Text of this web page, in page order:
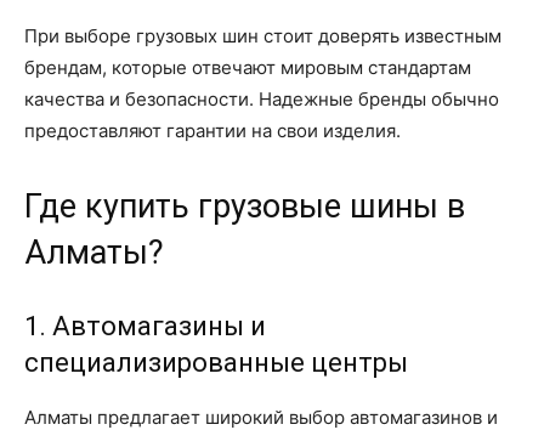
При выборе грузовых шин стоит доверять известным
брендам, которые отвечают мировым стандартам
качества и безопасности. Надежные бренды обычно
предоставляют гарантии на свои изделия.
Где купить грузовые шины в
Алматы?
1. Автомагазины и
специализированные центры
Алматы предлагает широкий выбор автомагазинов и